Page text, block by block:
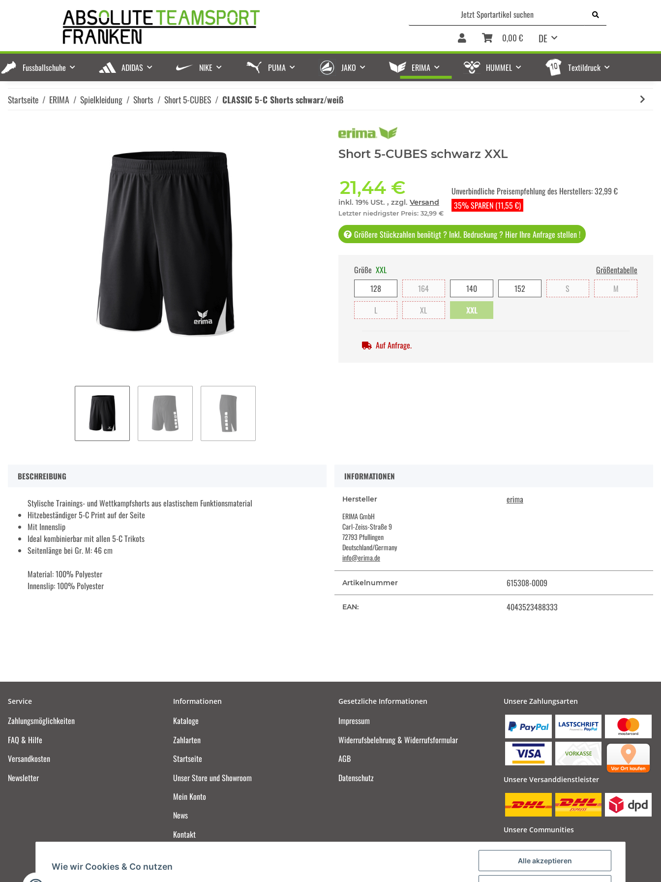
DE
0,00 €
Fussballschuhe ADIDAS NIKE PUMA JAKO ERIMA HUMMEL Textildruck
Startseite ERIMA Spielkleidung Shorts Short 5-CUBES CLASSIC 5-C Shorts schwarz/weiß
Short 5-CUBES schwarz XXL
21,44 €
inkl. 19% USt. , zzgl. Versand
Letzter niedrigster Preis: 32,99 €
35% SPAREN (11,55 €)
Unverbindliche Preisempfehlung des Herstellers:32,99 €
Größere Stückzahlen benötigt ? Inkl. Bedruckung ? Hier Ihre Anfrage stellen !
Größe XXL
Größentabelle
128
164 140 152 S
M
L
XL XXL
Auf Anfrage.
BESCHREIBUNG
Stylische Trainings- und Wettkampfshorts aus elastischem Funktionsmaterial
Hitzebeständiger 5-C Print auf der Seite
Mit Innenslip
Ideal kombinierbar mit allen 5-C Trikots
Seitenlänge bei Gr. M: 46 cm
Material: 100% Polyester
Innenslip: 100% Polyester
INFORMATIONEN
Hersteller erima
ERIMA GmbH
Carl-Zeiss-Straße 9
72793 Pfullingen
Deutschland/Germany
info@erima.de
Artikelnummer 615308-0009
EAN: 4043523488333
Service
Zahlungsmöglichkeiten
FAQ & Hilfe
Versandkosten
Newsletter
Informationen
Kataloge
Zahlarten
Startseite
Unser Store und Showroom
Mein Konto
News
Kontakt
Gesetzliche Informationen
Impressum
Widerrufsbelehrung & Widerrufsformular
AGB
Datenschutz
Unsere Zahlungsarten
Unsere Versanddienstleister
Unsere Communities
Wie wir Cookies & Co nutzen
Alle akzeptieren